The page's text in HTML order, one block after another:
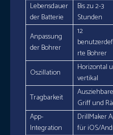
Lebensdauer
der Batterie
Bis zu 2-3
Stunden
Anpassung
der Bohrer
12
rte Bohrer
Oszillation
Horizontal
vertikal
Tragbarkeit
Griff und
App-
Integration
DrillMaker
für iOS/